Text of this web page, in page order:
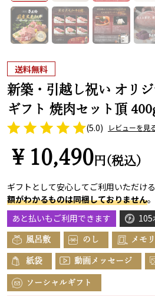
送料無料
新築・引越し祝い オリ
ギフト 焼肉セット頂
(5.0) レビューを見
￥10,490 円(税込)
ギフトとして安心してご利用いただけ
額がわかるものは同梱しておりません。
あと払いもご利用できます
105
風呂敷 のし メモ
紙袋 動画メッセージ
ソーシャルギフト